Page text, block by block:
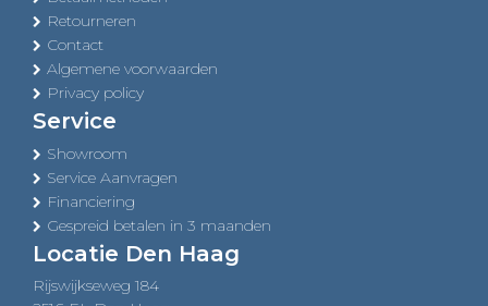
Retourneren
Contact
Algemene voorwaarden
Privacy policy
Service
Showroom
Service Aanvragen
Financiering
Gespreid betalen in 3 maanden
Locatie Den Haag
Rijswijkseweg 184